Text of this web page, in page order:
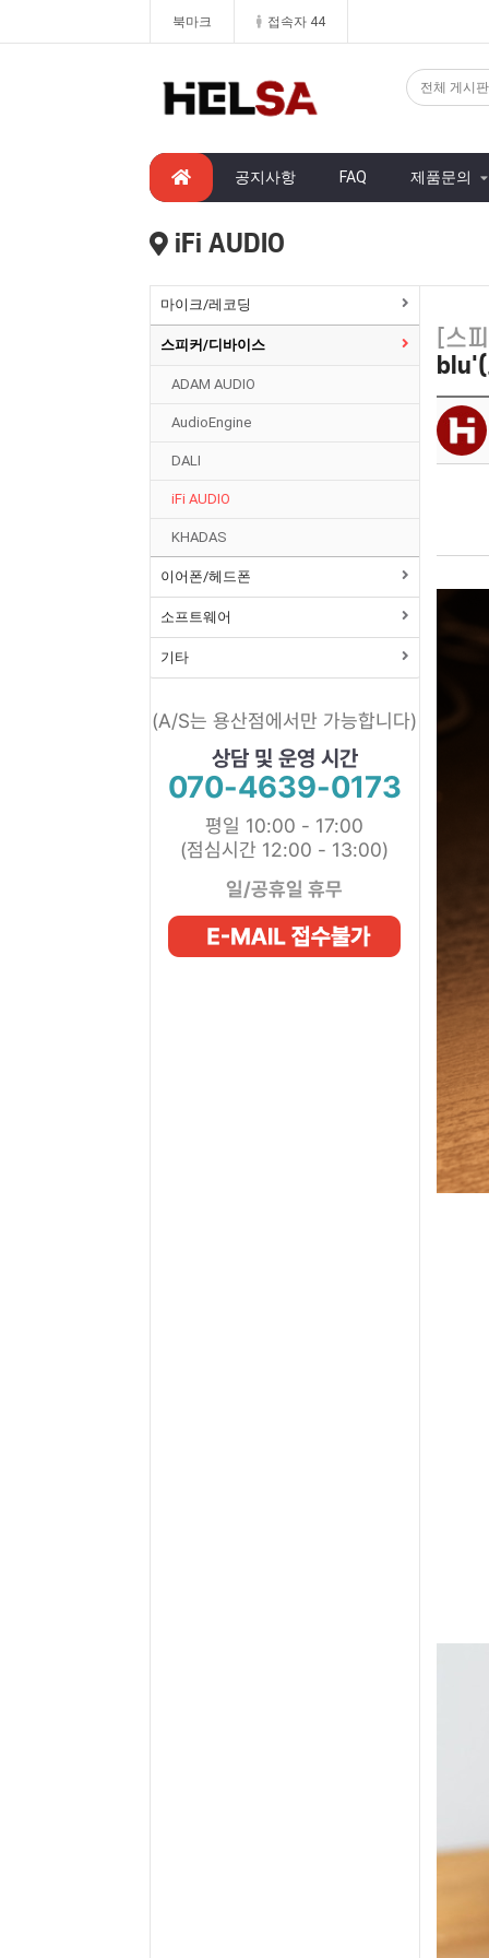
북마크 접속자 44
공지사항 FAQ 제품문의
iFi AUDIO
마이크/레코딩
스피커/디바이스
ADAM AUDIO
AudioEngine
DALI
iFi AUDIO
KHADAS
이어폰/헤드폰
소프트웨어
기타
(A/S는 용산점에서만 가능합니다)
상담 및 운영 시간
070-4639-0173
평일 10:00 - 17:00
(점심시간 12:00 - 13:00)
일/공휴일 휴무
[스
blu'(